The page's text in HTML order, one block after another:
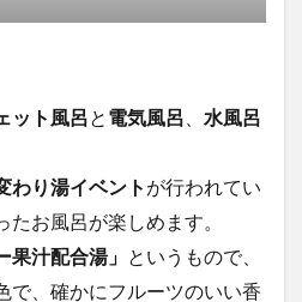
ット風呂と 電気風呂
水風呂
わり湯イベント が行われてい
お風呂が楽しめます。
果汁配合湯」 というもので、
で、確かにフルーツのいい香